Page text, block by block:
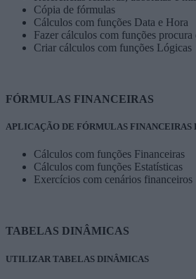
Cópia de fórmulas
Cálculos com funções Data e Hora
Fazer cálculos com funções procura
Criar cálculos com funções Lógicas
FÓRMULAS FINANCEIRAS
APLICAÇÃO DE FÓRMULAS FINANCEIRAS
Cálculos com funções Financeiras
Cálculos com funções Estatísticas
Exercícios com cenários financeiros
TABELAS DINÂMICAS
UTILIZAR TABELAS DINÂMICAS